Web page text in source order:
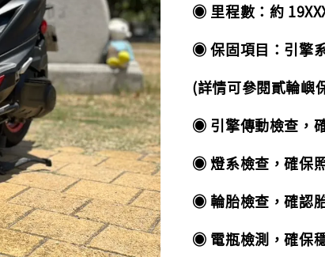
◉ 里程數：約
◉ 保固項目：引擎
(詳情可參閱貳輪嶼
◉ 引擎傳動檢查，
◉ 燈系檢查，確保
◉ 輪胎檢查，確認
◉ 電瓶檢測，確保